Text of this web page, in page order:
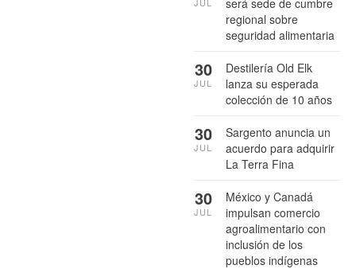
regional sobre
seguridad alimentaria
Destilería Old Elk
lanza su esperada
colección de 10 años
30
JUL
Sargento anuncia un
acuerdo para adquirir
La Terra Fina
30
JUL
México y Canadá
impulsan comercio
agroalimentario con
inclusión de los
pueblos indígenas
30
JUL